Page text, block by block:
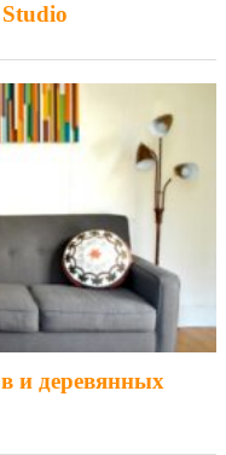
и деревянных